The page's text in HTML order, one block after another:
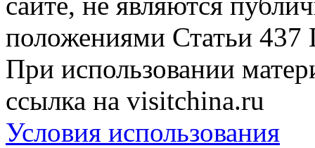
положениями Статьи 437
При использовании
ссылка на visitchina.ru
Условия использования